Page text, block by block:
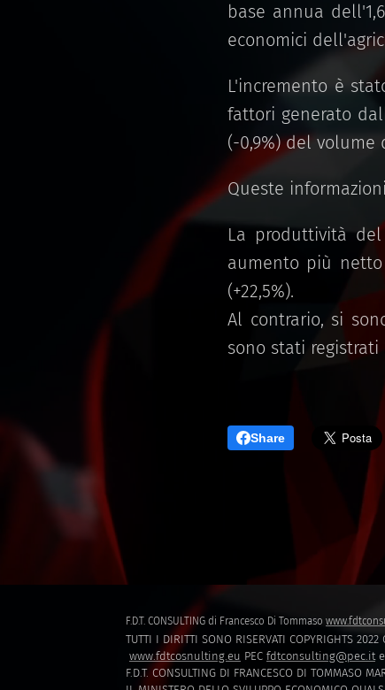
base annua
economici
L'incremento è
fattori generato
(-0,9%) del volume
Queste
La produttività
aumento più netto
(+22,5%).
Al contrario, si
sono stati registrati
Share
F.D.T. CONSULTING di Francesco Di Tommaso
TUTTI I DIRITTI SONO RISERVATI COPYRIGHTS
www.fdtcosnulting.eu PEC fdtconsulting@pec.it
F.D.T. CONSULTING DI FRANCESCO DI TOMMASO